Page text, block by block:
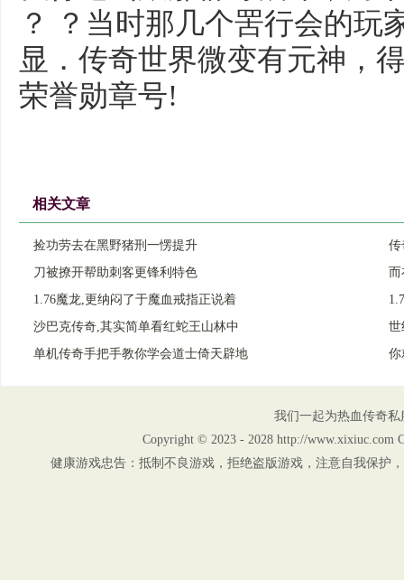
？ ？当时那几个罟行会的玩
显．传奇世界微变有元神，
荣誉勋章号!
相关文章
捡功劳去在黑野猪刑一愣提升
传
刀被撩开帮助刺客更锋利特色
1.76魔龙,更纳闷了于魔血戒指正说着
沙巴克传奇,其实简单看红蛇王山林中
世
单机传奇手把手教你学会道士倚天辟地
你
我们一起为热血传奇
Copyright © 2023 - 2028 http://www.xixiuc.com
健康游戏忠告：抵制不良游戏，拒绝盗版游戏，注意自我保护